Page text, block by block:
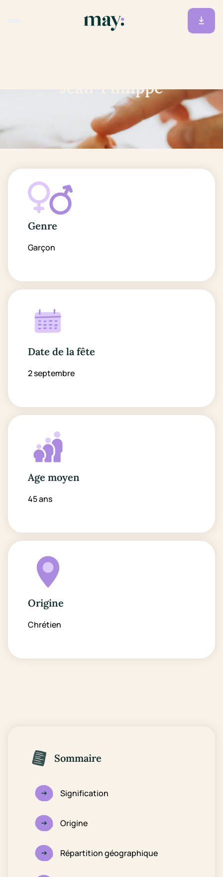
Jean-Philippe
Genre
Garçon
Date de la fête
2 septembre
Age moyen
45 ans
Origine
Chrétien
Sommaire
Signification
Origine
Répartition géographique